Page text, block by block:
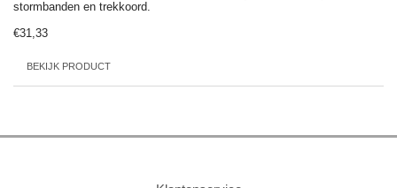
stormbanden en trekkoord.
€31,33
BEKIJK PRODUCT